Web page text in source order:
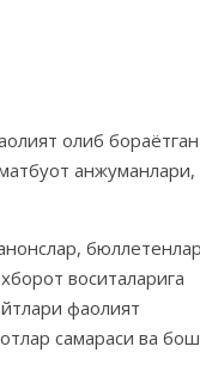
олиб бораётган
анжуманлари,
воситаларига
фаолият
самараси ва